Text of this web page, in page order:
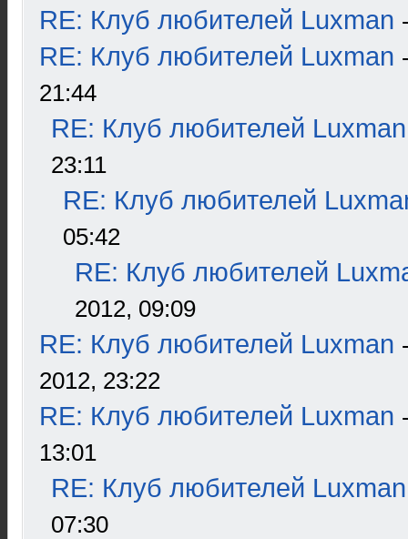
RE: Клуб любителей Luxman
RE: Клуб любителей Luxman
21:44
RE: Клуб любителей Luxman
23:11
RE: Клуб любителей
05:42
RE: Клуб любителей
2012, 09:09
RE: Клуб любителей Luxman
2012, 23:22
RE: Клуб любителей Luxman
13:01
RE: Клуб любителей Luxman
07:30